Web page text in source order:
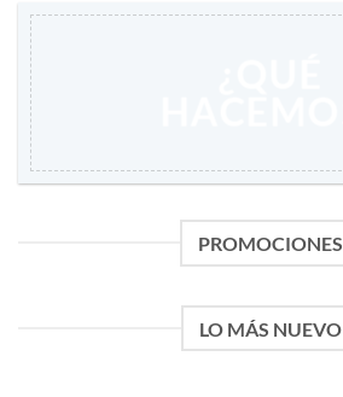
PROMOCIONES
LO MÁS NUEVO